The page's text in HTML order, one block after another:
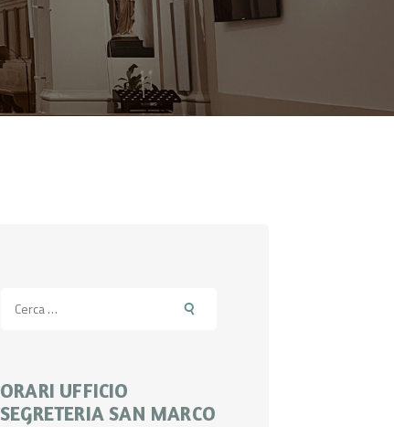
per:
ORARI UFFICIO
SEGRETERIA SAN MARCO